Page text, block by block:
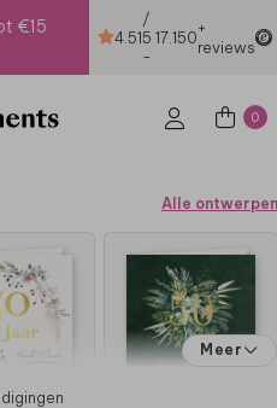
€15
4.51
/
5
-
17.150+
reviews
0
Alle ontwerpen
Meer